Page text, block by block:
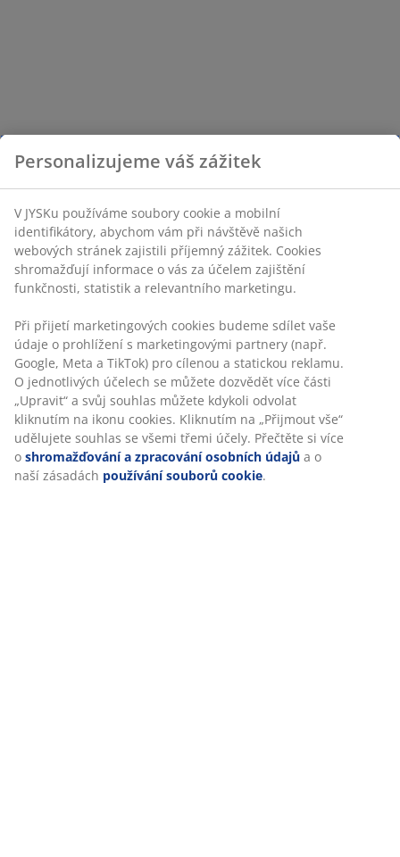
Personalizujeme váš zážitek
V JYSKu používáme soubory cookie a mobilní
identifikátory, abychom vám při návštěvě našich
webových stránek zajistili příjemný zážitek. Cookies
shromažďují informace o vás za účelem zajištění
funkčnosti, statistik a relevantního marketingu.
Při přijetí marketingových cookies budeme sdílet vaše
údaje o prohlížení s marketingovými partnery (např.
Google, Meta a TikTok) pro cílenou a statickou reklamu.
O jednotlivých účelech se můžete dozvědět více části
„Upravit“ a svůj souhlas můžete kdykoli odvolat
kliknutím na ikonu cookies. Kliknutím na „Přijmout vše“
udělujete souhlas se všemi třemi účely. Přečtěte si více
o shromažďování a zpracování osobních údajů a o
naší zásadách používání souborů cookie.